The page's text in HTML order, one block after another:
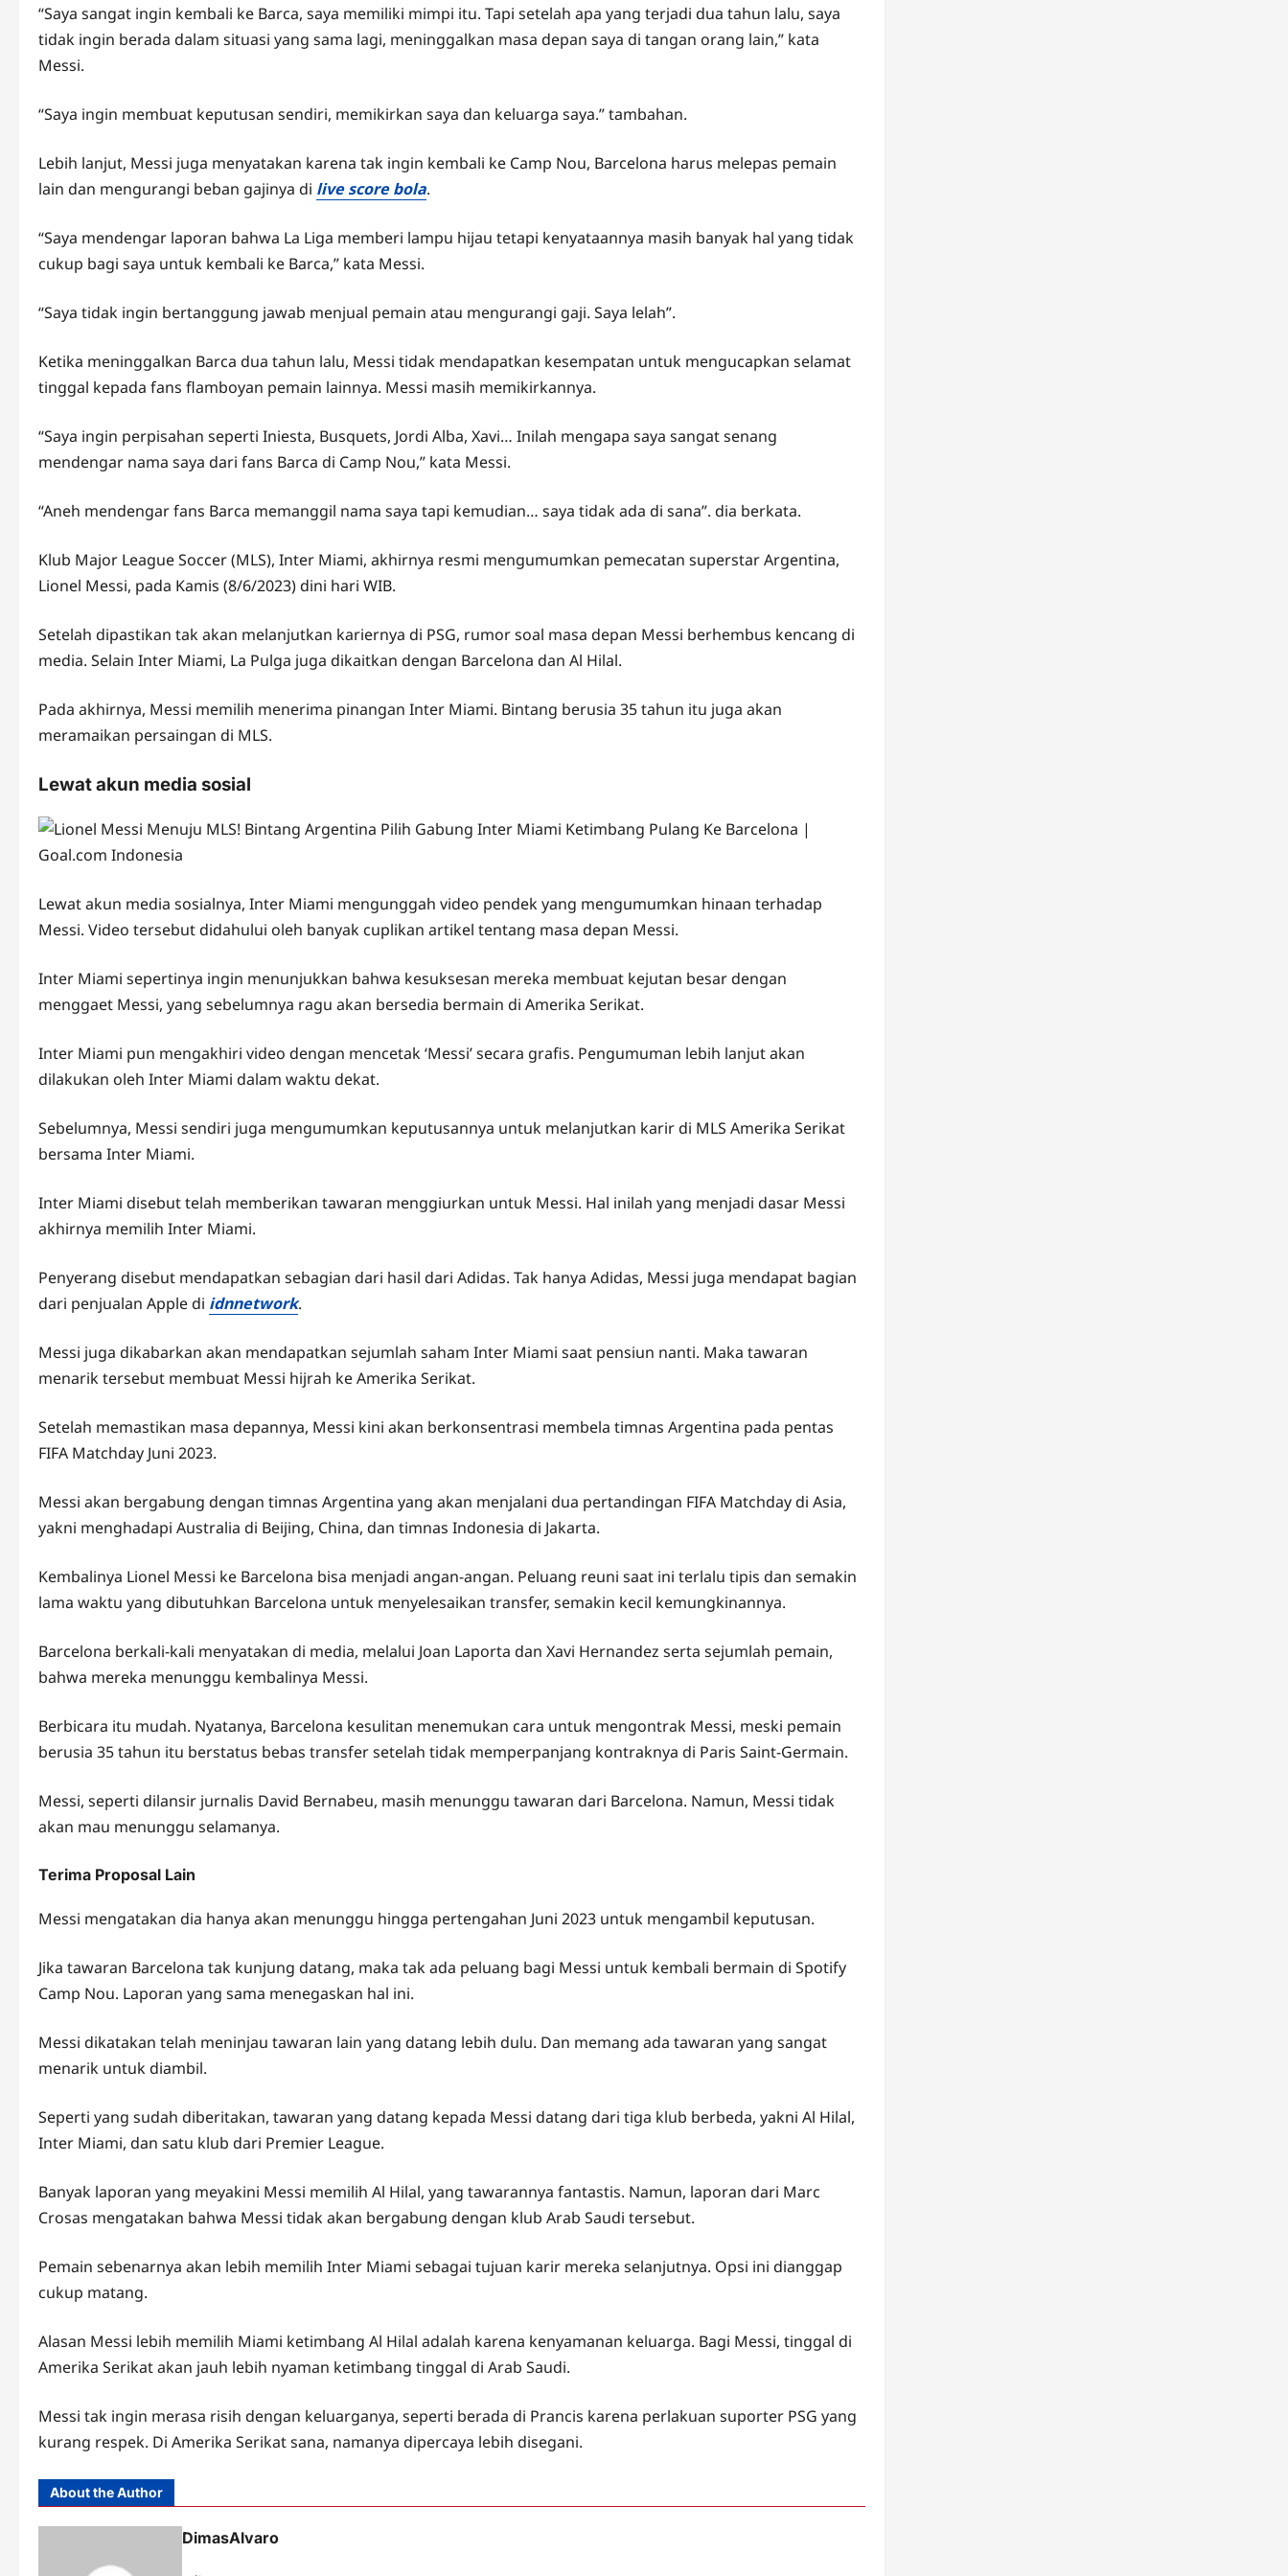
“Saya sangat ingin kembali ke Barca, saya memiliki mimpi itu. Tapi setelah apa yang terjadi dua tahun lalu, saya
tidak ingin berada dalam situasi yang sama lagi, meninggalkan masa depan saya di tangan orang lain,” kata
Messi.
“Saya ingin membuat keputusan sendiri, memikirkan saya dan keluarga saya.” tambahan.
Lebih lanjut, Messi juga menyatakan karena tak ingin kembali ke Camp Nou, Barcelona harus melepas pemain
lain dan mengurangi beban gajinya di live score bola.
“Saya mendengar laporan bahwa La Liga memberi lampu hijau tetapi kenyataannya masih banyak hal yang tidak
cukup bagi saya untuk kembali ke Barca,” kata Messi.
“Saya tidak ingin bertanggung jawab menjual pemain atau mengurangi gaji. Saya lelah”.
Ketika meninggalkan Barca dua tahun lalu, Messi tidak mendapatkan kesempatan untuk mengucapkan selamat
tinggal kepada fans flamboyan pemain lainnya. Messi masih memikirkannya.
“Saya ingin perpisahan seperti Iniesta, Busquets, Jordi Alba, Xavi… Inilah mengapa saya sangat senang
mendengar nama saya dari fans Barca di Camp Nou,” kata Messi.
“Aneh mendengar fans Barca memanggil nama saya tapi kemudian… saya tidak ada di sana”. dia berkata.
Klub Major League Soccer (MLS), Inter Miami, akhirnya resmi mengumumkan pemecatan superstar Argentina,
Lionel Messi, pada Kamis (8/6/2023) dini hari WIB.
Setelah dipastikan tak akan melanjutkan kariernya di PSG, rumor soal masa depan Messi berhembus kencang di
media. Selain Inter Miami, La Pulga juga dikaitkan dengan Barcelona dan Al Hilal.
Pada akhirnya, Messi memilih menerima pinangan Inter Miami. Bintang berusia 35 tahun itu juga akan
meramaikan persaingan di MLS.
Lewat akun media sosial
Lewat akun media sosialnya, Inter Miami mengunggah video pendek yang mengumumkan hinaan terhadap
Messi. Video tersebut didahului oleh banyak cuplikan artikel tentang masa depan Messi.
Inter Miami sepertinya ingin menunjukkan bahwa kesuksesan mereka membuat kejutan besar dengan
menggaet Messi, yang sebelumnya ragu akan bersedia bermain di Amerika Serikat.
Inter Miami pun mengakhiri video dengan mencetak ‘Messi’ secara grafis. Pengumuman lebih lanjut akan
dilakukan oleh Inter Miami dalam waktu dekat.
Sebelumnya, Messi sendiri juga mengumumkan keputusannya untuk melanjutkan karir di MLS Amerika Serikat
bersama Inter Miami.
Inter Miami disebut telah memberikan tawaran menggiurkan untuk Messi. Hal inilah yang menjadi dasar Messi
akhirnya memilih Inter Miami.
Penyerang disebut mendapatkan sebagian dari hasil dari Adidas. Tak hanya Adidas, Messi juga mendapat bagian
dari penjualan Apple di idnnetwork.
Messi juga dikabarkan akan mendapatkan sejumlah saham Inter Miami saat pensiun nanti. Maka tawaran
menarik tersebut membuat Messi hijrah ke Amerika Serikat.
Setelah memastikan masa depannya, Messi kini akan berkonsentrasi membela timnas Argentina pada pentas
FIFA Matchday Juni 2023.
Messi akan bergabung dengan timnas Argentina yang akan menjalani dua pertandingan FIFA Matchday di Asia,
yakni menghadapi Australia di Beijing, China, dan timnas Indonesia di Jakarta.
Kembalinya Lionel Messi ke Barcelona bisa menjadi angan-angan. Peluang reuni saat ini terlalu tipis dan semakin
lama waktu yang dibutuhkan Barcelona untuk menyelesaikan transfer, semakin kecil kemungkinannya.
Barcelona berkali-kali menyatakan di media, melalui Joan Laporta dan Xavi Hernandez serta sejumlah pemain,
bahwa mereka menunggu kembalinya Messi.
Berbicara itu mudah. Nyatanya, Barcelona kesulitan menemukan cara untuk mengontrak Messi, meski pemain
berusia 35 tahun itu berstatus bebas transfer setelah tidak memperpanjang kontraknya di Paris Saint-Germain.
Messi, seperti dilansir jurnalis David Bernabeu, masih menunggu tawaran dari Barcelona. Namun, Messi tidak
akan mau menunggu selamanya.
Terima Proposal Lain
Messi mengatakan dia hanya akan menunggu hingga pertengahan Juni 2023 untuk mengambil keputusan.
Jika tawaran Barcelona tak kunjung datang, maka tak ada peluang bagi Messi untuk kembali bermain di Spotify
Camp Nou. Laporan yang sama menegaskan hal ini.
Messi dikatakan telah meninjau tawaran lain yang datang lebih dulu. Dan memang ada tawaran yang sangat
menarik untuk diambil.
Seperti yang sudah diberitakan, tawaran yang datang kepada Messi datang dari tiga klub berbeda, yakni Al Hilal,
Inter Miami, dan satu klub dari Premier League.
Banyak laporan yang meyakini Messi memilih Al Hilal, yang tawarannya fantastis. Namun, laporan dari Marc
Crosas mengatakan bahwa Messi tidak akan bergabung dengan klub Arab Saudi tersebut.
Pemain sebenarnya akan lebih memilih Inter Miami sebagai tujuan karir mereka selanjutnya. Opsi ini dianggap
cukup matang.
Alasan Messi lebih memilih Miami ketimbang Al Hilal adalah karena kenyamanan keluarga. Bagi Messi, tinggal di
Amerika Serikat akan jauh lebih nyaman ketimbang tinggal di Arab Saudi.
Messi tak ingin merasa risih dengan keluarganya, seperti berada di Prancis karena perlakuan suporter PSG yang
kurang respek. Di Amerika Serikat sana, namanya dipercaya lebih disegani.
About the Author
DimasAlvaro